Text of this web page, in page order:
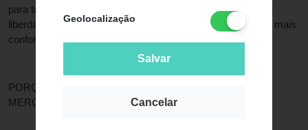
Geolocalização
Salvar
Cancelar
para todos os corpos, então fique tranquila! Você com mais
liberdade para realizar todas as suas atividades com muito mais
conforto e segurança.
PORQUE É A MELHOR CALCINHA ABSORVENTE DO
MERCADO